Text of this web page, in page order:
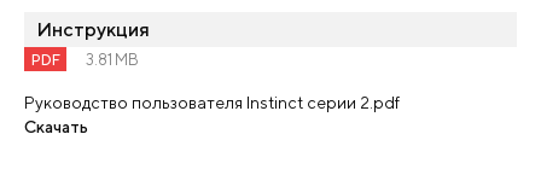
Инструкция
PDF 3.81 MB
Руководство пользователя Instinct серии 2.pdf
Скачать